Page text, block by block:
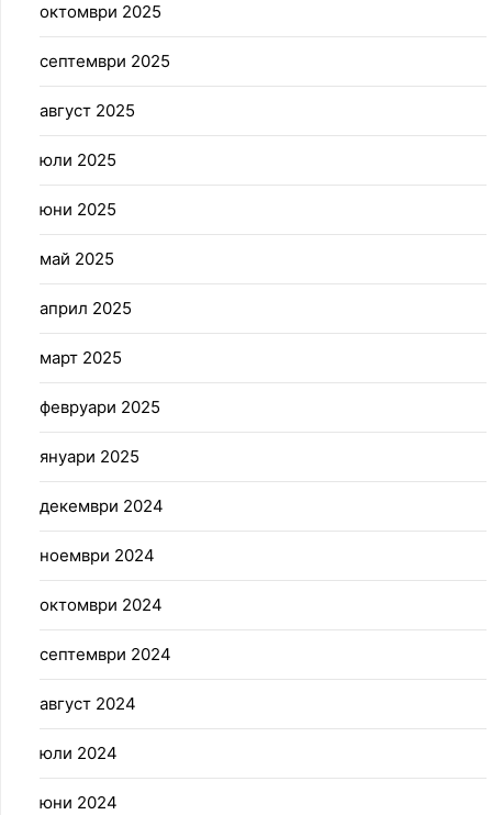
октомври 2025
септември 2025
август 2025
юли 2025
юни 2025
май 2025
април 2025
март 2025
февруари 2025
януари 2025
декември 2024
ноември 2024
октомври 2024
септември 2024
август 2024
юли 2024
юни 2024